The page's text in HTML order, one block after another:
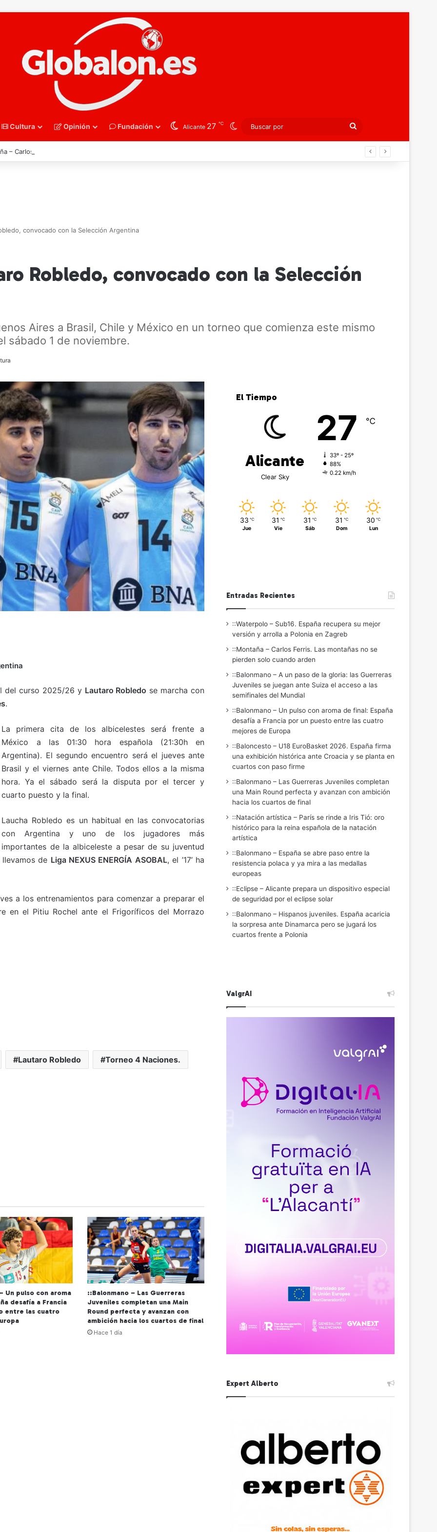
Cultura Opinión Fundación Alicante 27 ℃ Switch skin
por
– Carlos Ferris. Las montañas no se pierden solo cuando arden
convocado con la Selección Argentina
Robledo, convocado con la Selección
Aires a Brasil, Chile y México en un torneo que comienza este mismo
sábado 1 de noviembre.
del curso 2025/26 y Lautaro Robledo se marcha con
.
La primera cita de los albicelestes será frente a
México a las 01:30 hora española (21:30h en
Argentina). El segundo encuentro será el jueves ante
Brasil y el viernes ante Chile. Todos ellos a la misma
hora. Ya el sábado será la disputa por el tercer y
cuarto puesto y la final.
Laucha Robledo es un habitual en las convocatorias
con Argentina y uno de los jugadores más
importantes de la albiceleste a pesar de su juventud
de Liga NEXUS ENERGÍA ASOBAL, el ’17’ ha
a los entrenamientos para comenzar a preparar el
en el Pitiu Rochel ante el Frigoríficos del Morrazo
Lautaro Robledo Torneo 4 Naciones.
Un pulso con aroma
desafía a Francia
entre las cuatro
::Balonmano – Las Guerreras
Juveniles completan una Main
Round perfecta y avanzan con
ambición hacia los cuartos de final
Hace 1 día
El Tiempo
Alicante
Clear Sky
27 ℃
33º - 25º
88%
0.22 km/h
33 ℃
Jue
31 ℃
Vie
31 ℃
Sáb
31 ℃
Dom
30 ℃
Lun
Entradas Recientes
::Waterpolo – Sub16. España recupera su mejor
versión y arrolla a Polonia en Zagreb
::Montaña – Carlos Ferris. Las montañas no se
pierden solo cuando arden
::Balonmano – A un paso de la gloria: las Guerreras
Juveniles se juegan ante Suiza el acceso a las
semifinales del Mundial
::Balonmano – Un pulso con aroma de final: España
desafía a Francia por un puesto entre las cuatro
mejores de Europa
::Baloncesto – U18 EuroBasket 2026. España firma
una exhibición histórica ante Croacia y se planta en
cuartos con paso firme
::Balonmano – Las Guerreras Juveniles completan
una Main Round perfecta y avanzan con ambición
hacia los cuartos de final
::Natación artística – París se rinde a Iris Tió: oro
histórico para la reina española de la natación
artística
::Balonmano – España se abre paso entre la
resistencia polaca y ya mira a las medallas
europeas
::Eclipse – Alicante prepara un dispositivo especial
de seguridad por el eclipse solar
::Balonmano – Hispanos juveniles. España acaricia
la sorpresa ante Dinamarca pero se jugará los
cuartos frente a Polonia
ValgrAI
Expert Alberto